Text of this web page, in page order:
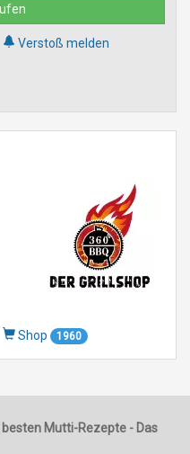
Verstoß melden
Shop 1960
Mutti-Rezepte - Das